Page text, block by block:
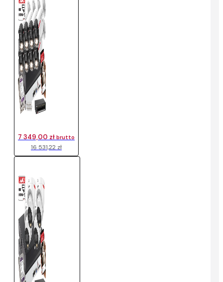
16 531,22 zł
7 349,00 zł brutto